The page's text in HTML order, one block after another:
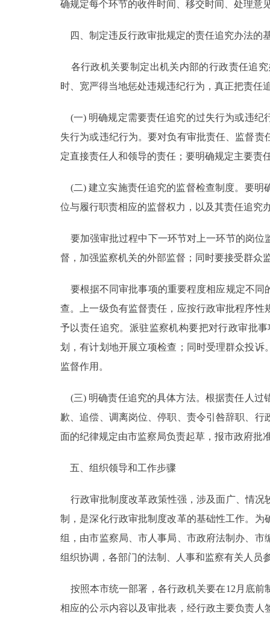
确规定每个环节的收件时间、移交时间、处理意
四、制定违反行政审批规定的责任追究办法的
各行政机关要制定出机关内部的行政责任追
时、宽严得当地惩处违规违纪行为，真正把责任
(一) 明确规定需要责任追究的过失行为或违纪
失行为或违纪行为。要对负有审批责任、监督
定直接责任人和领导的责任；要明确规定主要责
(二) 建立实施责任追究的监督检查制度。要明
位与履行职责相应的监督权力，以及其责任追究
要加强审批过程中下一环节对上一环节的岗位
督，加强监察机关的外部监督；同时要接受群众
要根据不同审批事项的重要程度相应规定不同
查。上一级负有监督责任，应按行政审批程序
予以责任追究。派驻监察机构要把对行政审批
划，有计划地开展立项检查；同时受理群众投
监督作用。
(三) 明确责任追究的具体方法。根据责任人过
歉、追偿、调离岗位、停职、责令引咎辞职、
面的纪律规定由市监察局负责起草，报市政府批
五、组织领导和工作步骤
行政审批制度改革政策性强，涉及面广、情况
制，是深化行政审批制度改革的基础性工作。
组，由市监察局、市人事局、市政府法制办、
组织协调，各部门的法制、人事和监察有关人员
按照本市统一部署，各行政机关要在12月底前
相应的公示内容以及审批表，经行政主要负责